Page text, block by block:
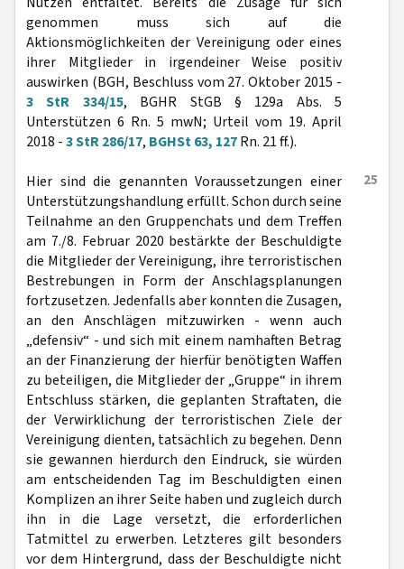
genommen muss sich auf die
Aktionsmöglichkeiten der Vereinigung oder eines
ihrer Mitglieder in irgendeiner Weise positiv
auswirken (BGH, Beschluss vom 27. Oktober 2015 -
3 StR 334/15, BGHR StGB § 129a Abs. 5
Unterstützen 6 Rn. 5 mwN; Urteil vom 19. April
2018 -3 StR 286/17, BGHSt 63, 127Rn. 21 ff.).
25
Hier sind die genannten Voraussetzungen einer
Unterstützungshandlung erfüllt. Schon durch seine
Teilnahme an den Gruppenchats und dem Treffen
am 7./8. Februar 2020 bestärkte der Beschuldigte
die Mitglieder der Vereinigung, ihre terroristischen
Bestrebungen in Form der Anschlagsplanungen
fortzusetzen. Jedenfalls aber konnten die Zusagen,
an den Anschlägen mitzuwirken - wenn auch
„defensiv“ - und sich mit einem namhaften Betrag
an der Finanzierung der hierfür benötigten Waffen
zu beteiligen, die Mitglieder der „Gruppe“ in ihrem
Entschluss stärken, die geplanten Straftaten, die
der Verwirklichung der terroristischen Ziele der
Vereinigung dienten, tatsächlich zu begehen. Denn
sie gewannen hierdurch den Eindruck, sie würden
am entscheidenden Tag im Beschuldigten einen
Komplizen an ihrer Seite haben und zugleich durch
ihn in die Lage versetzt, die erforderlichen
Tatmittel zu erwerben. Letzteres gilt besonders
vor dem Hintergrund, dass der Beschuldigte nicht